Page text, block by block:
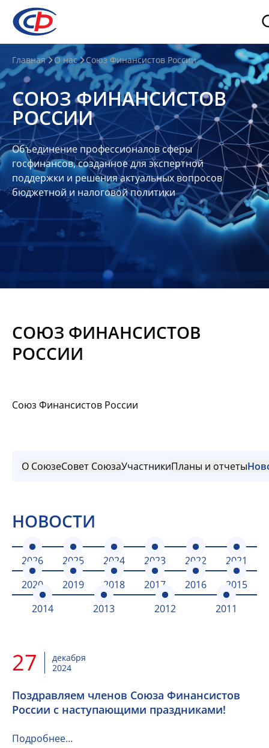
О
нас
О
СФР
Совет
Союза
Участники
Планы
отчеты
Контакты
Материалы
Главная О нас Союз Финансистов России
СОЮЗ ФИНАНСИСТОВ
РОССИИ
Объединение профессионалов сферы
госфинансов, созданное для экспертной
поддержки и решения актуальных вопросов
бюджетной и налоговой политики
СОЮЗ ФИНАНСИСТОВ
РОССИИ
Союз Финансистов России
О СоюзеСовет СоюзаУчастникиПланы и отчеты
НОВОСТИ
2026 2025 2024 2023 2022
2021
2020
2019 2018 2017 2016
2015
2014
2013 2012 2011
27
декабря
2024
Поздравляем членов Союза Финансистов
России с наступающими праздниками!
Подробнее…